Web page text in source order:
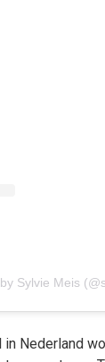
Sylvie Meis
in Nederland